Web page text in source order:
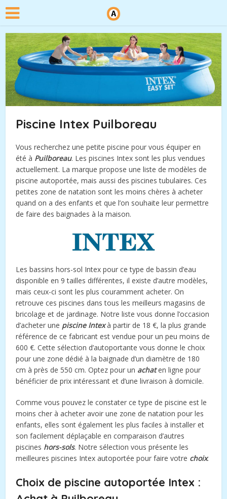
Piscine Intex Puilboreau
Vous recherchez une petite piscine pour vous équiper en
été à Puilboreau. Les piscines Intex sont les plus vendues
actuellement. La marque propose une liste de modèles de
piscine autoportée, mais aussi des piscines tubulaires. Ces
petites zone de natation sont les moins chères à acheter
quand on a des enfants et que l’on souhaite leur permettre
de faire des baignades à la maison.
Les bassins hors-sol Intex pour ce type de bassin d’eau
disponible en 9 tailles différentes, il existe d’autre modèles,
mais ceux-ci sont les plus couramment acheter. On
retrouve ces piscines dans tous les meilleurs magasins de
bricolage et de jardinage. Notre liste vous donne l’occasion
d’acheter une piscine Intexà partir de 18 €, la plus grande
référence de ce fabricant est vendue pour un peu moins de
600 €. Cette sélection d’autoportante vous donne le choix
pour une zone dédié à la baignade d’un diamètre de 180
cm à près de 550 cm. Optez pour un achaten ligne pour
bénéficier de prix intéressant et d’une livraison à domicile.
Comme vous pouvez le constater ce type de piscine est le
moins cher à acheter avoir une zone de natation pour les
enfants, elles sont également les plus faciles à installer et
son facilement déplaçable en comparaison d’autres
piscines hors-sols. Notre sélection vous présente les
meilleures piscines Intex autoportée pour faire votre choix.
Choix de piscine autoportée Intex :